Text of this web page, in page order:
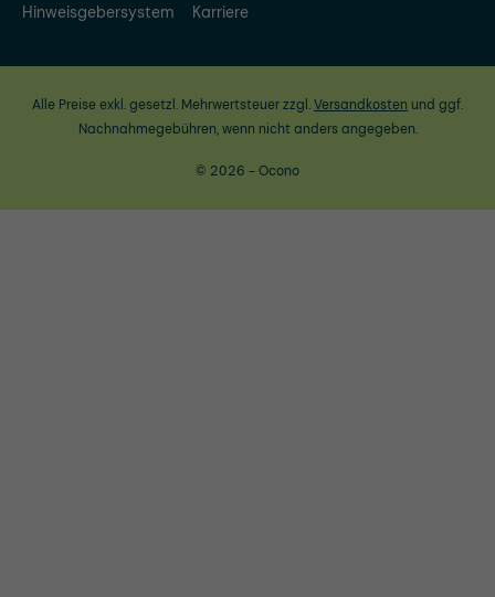
Hinweisgebersystem
Karriere
Alle Preise exkl. gesetzl. Mehrwertsteuer zzgl.Versandkosten und ggf.
Nachnahmegebühren, wenn nicht anders angegeben.
© 2026 - Ocono